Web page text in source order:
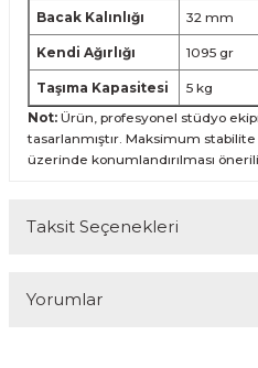
Bacak Kalınlığı 32 mm
Kendi Ağırlığı 1095 gr
Taşıma Kapasitesi
5 kg
Not: Ürün, profesyonel stüdyo
tasarlanmıştır. Maksimum
üzerinde konumlandırılması
Taksit Seçenekleri
Yorumlar